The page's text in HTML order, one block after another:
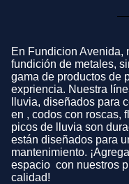
En Fundicion Avenida,
fundición de metales,
gama de productos de
expriencia. Nuestra
lluvia, diseñados para
en , codos con roscas,
picos de lluvia son
están diseñados para
mantenimiento.
espacio con nuestros
calidad!